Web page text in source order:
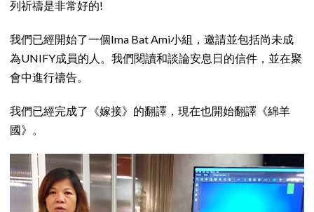
列祈禱是非常好的!
我們已經開始了一個Ima Bat Ami小組，邀請並包括尚未成
為UNIFY成員的人。我們閱讀和談論安息日的信件，並在聚
會中進行禱告。
我們已經完成了《嫁接》的翻譯，現在也開始翻譯《綿羊
國》。